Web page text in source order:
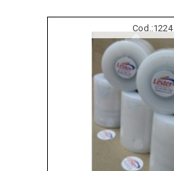
Cod.:1224